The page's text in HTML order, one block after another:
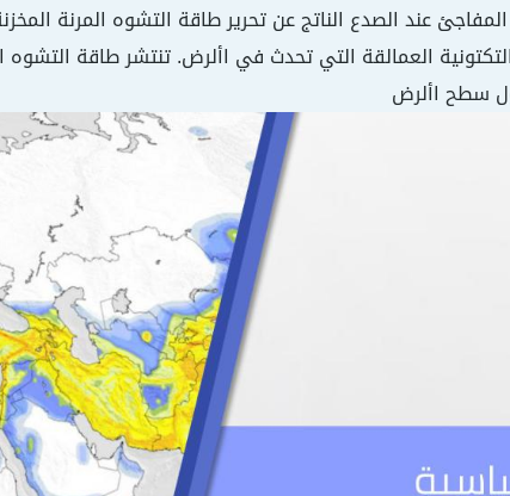
عند الصدع الناتج عن تحرير طاقة التشوه المرنة
العمالقة التي تحدث في األرض. تنتشر طاقة
سطح األرض